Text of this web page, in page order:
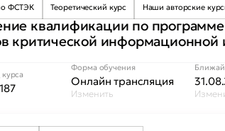
ФСТЭК Теоретический курс Наши авторские
квалификации по
критической информационной
Форма обучения
Онлайн трансляция
Изменить